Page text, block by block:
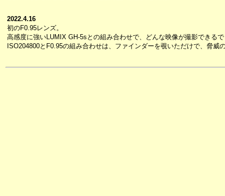
2022.4.16
初のF0.95レンズ。
高感度に強いLUMIX GH-5sとの組み合わせで、どんな映像が撮影できる
ISO204800とF0.95の組み合わせは、ファインダーを覗いただけで、脅威